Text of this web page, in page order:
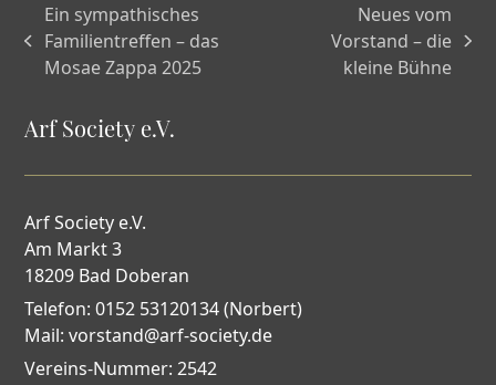
vorheriger
Beitrag:
Ein sympathisches
Familientreffen – das
Mosae Zappa 2025
Nächster
Beitrag:
Neues vom
Vorstand – die
kleine Bühne
Arf Society e.V.
Arf Society e.V.
Am Markt 3
18209 Bad Doberan
Telefon: 0152 53120134 (Norbert)
Mail: vorstand@arf-society.de
Vereins-Nummer: 2542